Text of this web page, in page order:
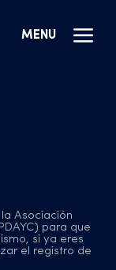
MENU
Asociación
para que
si ya eres
el registro de